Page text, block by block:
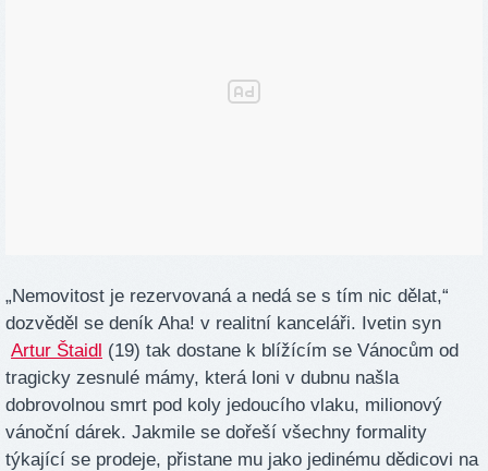
„Nemovitost je rezervovaná a nedá se s tím nic dělat,“
dozvěděl se deník Aha! v realitní kanceláři. Ivetin syn
Artur Štaidl
(19) tak dostane k blížícím se Vánocům od
tragicky zesnulé mámy, která loni v dubnu našla
dobrovolnou smrt pod koly jedoucího vlaku, milionový
vánoční dárek. Jakmile se dořeší všechny formality
týkající se prodeje, přistane mu jako jedinému dědicovi na